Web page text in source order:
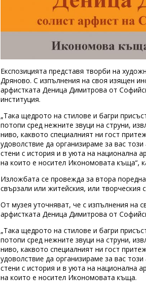
Експозицията представя творби на
Дряново. С изпълнения на своя изящен
арфистката Деница Димитрова от
институция.
„Така щедрото на стилове и багри
потопи сред нежните звуци на струни,
ниво, каквото специалният ни гост
удоволствие да организираме за вас
стени с история и в уюта на национална
на които е носител Икономовата къща“,
Изложбата се провежда за втора
свързали или житейския, или творческия
От музея уточняват, че с изпълнения на
арфистката Деница Димитрова от
„Така щедрото на стилове и багри
потопи сред нежните звуци на струни,
ниво, каквото специалният ни гост
удоволствие да организираме за вас
стени с история и в уюта на национална
на които е носител Икономовата къща.